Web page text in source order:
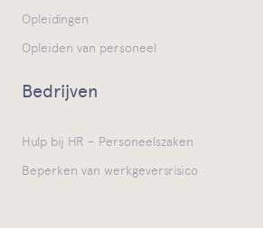
Opleidingen
Opleiden van personeel
Bedrijven
Hulp bij HR – Personeelszaken
Beperken van werkgeversrisico